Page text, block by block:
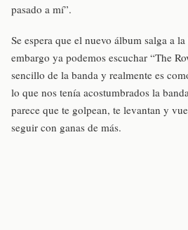
pasado a mí”.
Se espera que el nuevo álbum salga a
embargo ya podemos escuchar “The
sencillo de la banda y realmente es
lo que nos tenía acostumbrados la
parece que te golpean, te levantan y
seguir con ganas de más.